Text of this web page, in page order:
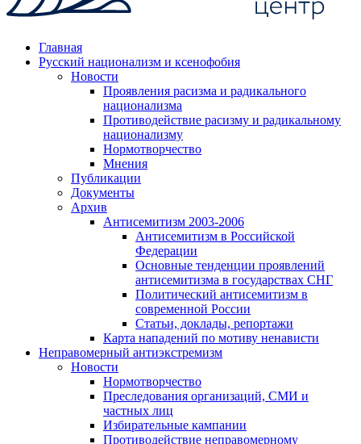
Главная
Русский национализм и ксенофобия
Новости
Проявления расизма и радикального
национализма
Противодействие расизму и радикальному
национализму
Нормотворчество
Мнения
Публикации
Документы
Архив
Антисемитизм 2003-2006
Антисемитизм в Российской
Федерации
Основные тенденции проявлений
антисемитизма в государствах СНГ
Политический антисемитизм в
современной России
Статьи, доклады, репортажи
Карта нападений по мотиву ненависти
Неправомерный антиэкстремизм
Новости
Нормотворчество
Преследования организаций, СМИ и
частных лиц
Избирательные кампании
Противодействие неправомерному